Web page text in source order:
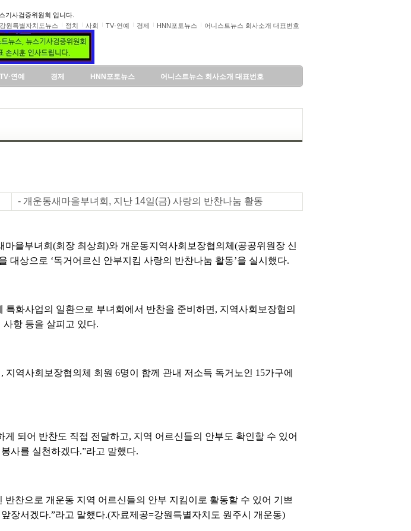
기사검증위원회 입니다.
강원특별자치도뉴스 정치 사회 TV·연예 경제 HNN포토뉴스 어니스트뉴스 회사소개 대표번호
TV·연예 경제 HNN포토뉴스 어니스트뉴스 회사소개 대표번호
- 개운동새마을부녀회, 지난 14일(금) 사랑의 반찬나눔 활동
을부녀회(회장 최상희)와 개운동지역사회보장협의체(공공위원장 신
대상으로 ‘독거어르신 안부지킴 사랑의 반찬나눔 활동’을 실시했다.
화사업의 일환으로 부녀회에서 반찬을 준비하면, 지역사회보장협의
항 등을 살피고 있다.
역사회보장협의체 회원 6명이 함께 관내 저소득 독거노인 15가구에
되어 반찬도 직접 전달하고, 지역 어르신들의 안부도 확인할 수 있어
사를 실천하겠다.”라고 말했다.
찬으로 개운동 지역 어르신들의 안부 지킴이로 활동할 수 있어 기쁘
장서겠다.”라고 말했다.(자료제공=강원특별자치도 원주시 개운동)